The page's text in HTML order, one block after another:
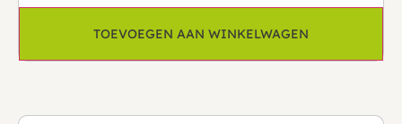
TOEVOEGEN AAN WINKELWAGEN